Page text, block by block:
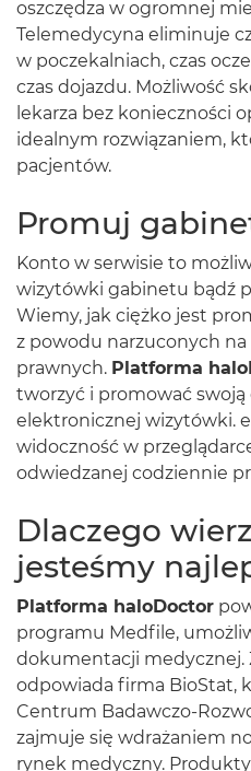
oszczędza w ogromnej
Telemedycyna eliminuje
w poczekalniach, czas
czas dojazdu. Możliwość
lekarza bez konieczności
idealnym rozwiązaniem,
pacjentów.
Promuj
Konto w serwisie to
wizytówki gabinetu bądź
Wiemy, jak ciężko jest
z powodu narzuconych
prawnych. Platforma
tworzyć i promować swoją
elektronicznej wizytówki.
widoczność w
odwiedzanej codziennie
Dlaczego
jesteśmy
Platforma haloDoctor
programu Medfile,
dokumentacji
odpowiada firma BioStat,
Centrum Badawczo-
zajmuje się wdrażaniem
rynek medyczny.